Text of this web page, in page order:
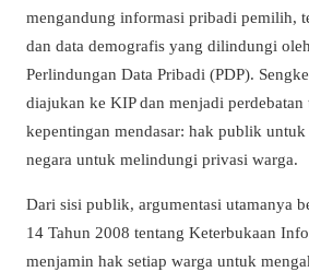
mengandung informasi pribadi pemilih,
dan data demografis yang dilindungi
Perlindungan Data Pribadi (PDP).
diajukan ke KIP dan menjadi perdebatan
kepentingan mendasar: hak publik
negara untuk melindungi privasi warga.
Dari sisi publik, argumentasi utamanya
14 Tahun 2008 tentang Keterbukaan
menjamin hak setiap warga untuk